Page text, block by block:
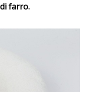
farro.